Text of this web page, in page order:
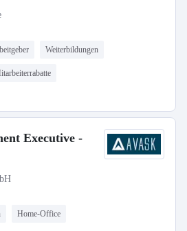
Weiterbildungen
Executive -
Home-Office